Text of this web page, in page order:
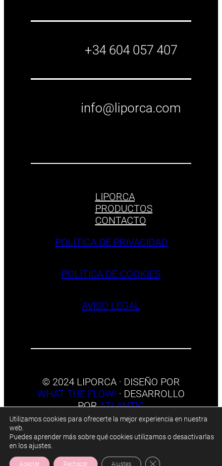
+34 604 057 407
info@liporca.com
LIPORCA
PRODUCTOS
CONTACTO
POLÍTICA DE PRIVACIDAD
POLÍTICA DE COOKIES
AVISO LEGAL
© 2024 LIPORCA · DISEÑO POR
WHAT THE FLOW! · DESARROLLO
PORATLANTIC
Utilizamos cookies para ofrecerte la mejor experiencia en nuestra
web.
Puedes aprender más sobre qué cookies utilizamos o desactivarlas
en los ajustes.
Aceptar Rechazar Ajustes Cerrar el banner de